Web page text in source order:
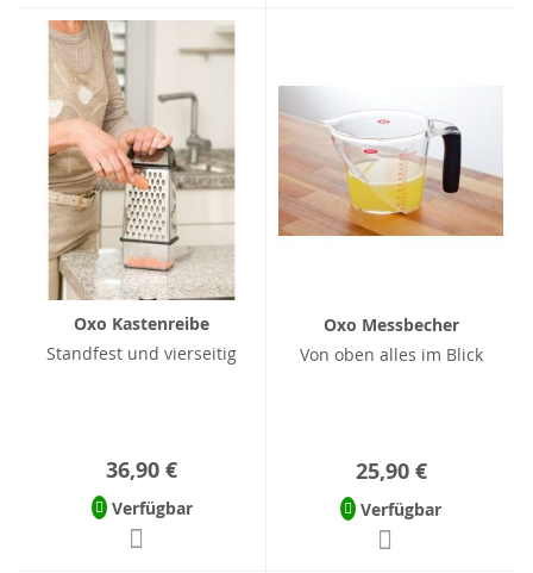
Oxo Kastenreibe
Standfest und vierseitig
36,90 €
Verfügbar
Oxo Messbecher
Von oben alles im Blick
25,90 €
Verfügbar